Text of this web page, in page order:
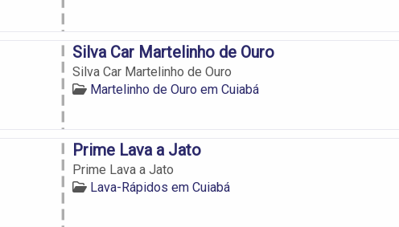
Silva Car Martelinho de Ouro
Silva Car Martelinho de Ouro
Martelinho de Ouro em Cuiabá
Prime Lava a Jato
Prime Lava a Jato
Lava-Rápidos em Cuiabá